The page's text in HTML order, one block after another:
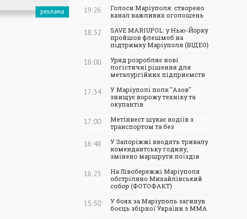
19:26
Голоси Маріуполя: створено
канал важливих оголошень
18:32
SAVE MARIUPOL: у Нью-Йорку
пройшов флешмоб на
підтримку Маріуполя (ВІДЕО)
18:00
Уряд розробляє нові
логістичні рішення для
металургійних підприємств
17:34
У Маріуполі полк "Азов"
знищує ворожу техніку та
окупантів
17:00
Метінвест шукає водіїв з
транспортом та без
16:48
У Запоріжжі вводять тривалу
комендантську годину,
змінено маршрути поїздів
16:25
На Лівобережжі Маріуполя
обстріляно Михайлівський
собор (ФОТОФАКТ)
15:50
У боях за Маріуполь загинув
боєць збірної України з ММА